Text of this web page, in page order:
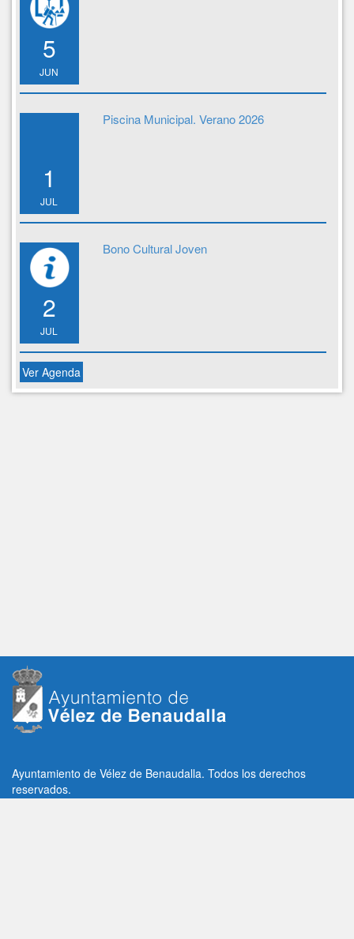
5
JUN
1
JUL
Piscina Municipal. Verano 2026
2
JUL
Bono Cultural Joven
Ver Agenda
Ayuntamiento de Vélez de Benaudalla. Todos los derechos
reservados.